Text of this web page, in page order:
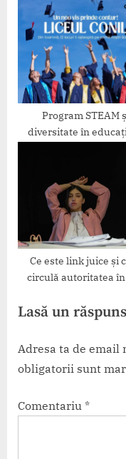
duplicat
Program STEAM
diversitate în
Ce este link juice și
circulă autoritatea
Lasă un răspuns
Adresa ta de email
obligatorii sunt
Comentariu *